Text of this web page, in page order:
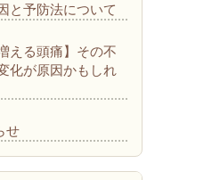
と予防法について
える頭痛】その不
化が原因かもしれ
せ